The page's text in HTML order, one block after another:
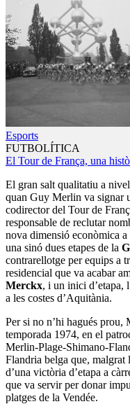
Esports
FUTBOLÍTICA
El Tour de França, una
El gran salt qualitatiu a
quan Guy Merlin va signar
codirector del Tour de
responsable de reclutar
nova dimensió econòmica
una sinó dues etapes de la
contrarellotge per equips a
residencial que va acabar
Merckx, i un inici d’etapa,
a les costes d’Aquitània.
Per si no n’hi hagués prou,
temporada 1974, en el
Merlin-Plage-Shimano-
Flandria belga que, malgrat
d’una victòria d’etapa a
que va servir per donar
platges de la Vendée.